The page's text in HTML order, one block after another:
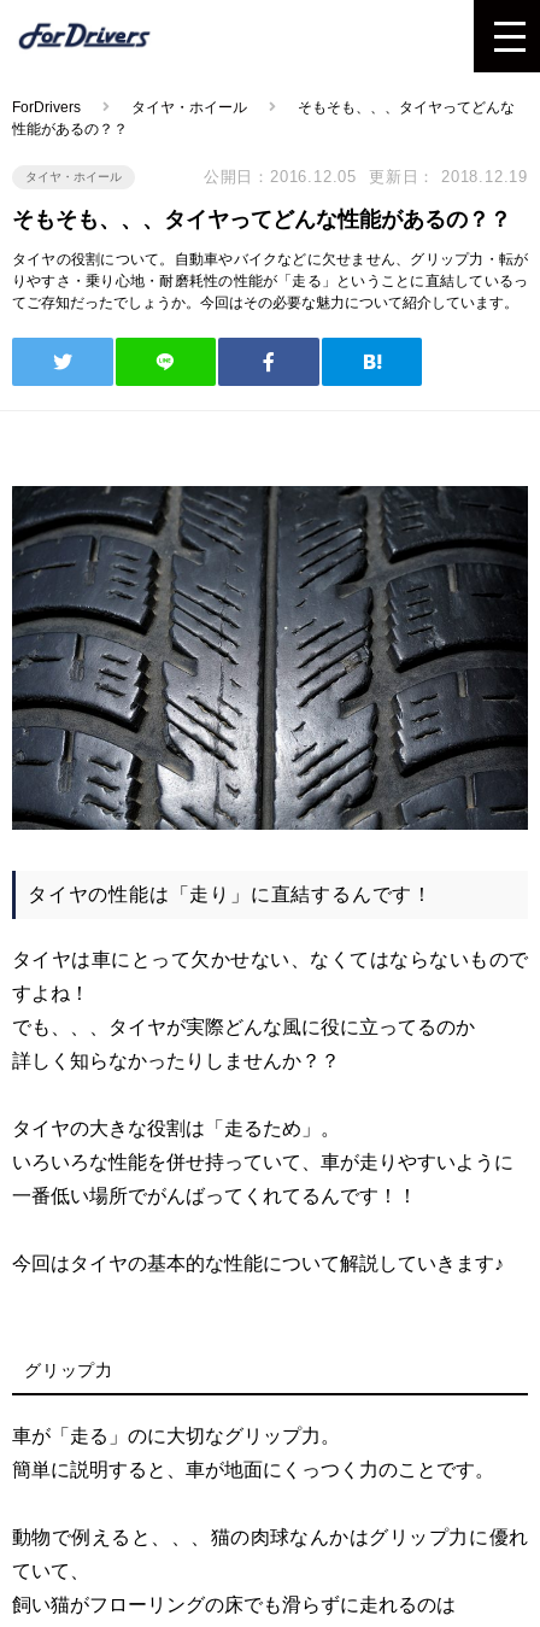
ForDrivers タイヤ・ホイール
そもそも、、、タイヤってどんな
性能があるの？？
タイヤ・ホイール 公開日：2016.12.05 更新日： 2018.12.19
そもそも、、、タイヤってどんな性能があるの？？
タイヤの役割について。自動車やバイクなどに欠せません、グリップ力・転が
りやすさ・乗り心地・耐磨耗性の性能が「走る」ということに直結しているっ
てご存知だったでしょうか。今回はその必要な魅力について紹介しています。
タイヤの性能は「走り」に直結するんです！
タイヤは車にとって欠かせない、なくてはならないもので
すよね！
でも、、、タイヤが実際どんな風に役に立ってるのか
詳しく知らなかったりしませんか？？
タイヤの大きな役割は「走るため」。
いろいろな性能を併せ持っていて、車が走りやすいように
一番低い場所でがんばってくれてるんです！！
今回はタイヤの基本的な性能について解説していきます♪
グリップ力
車が「走る」のに大切なグリップ力。
簡単に説明すると、車が地面にくっつく力のことです。
動物で例えると、、、猫の肉球なんかはグリップ力に優れ
ていて、
飼い猫がフローリングの床でも滑らずに走れるのは